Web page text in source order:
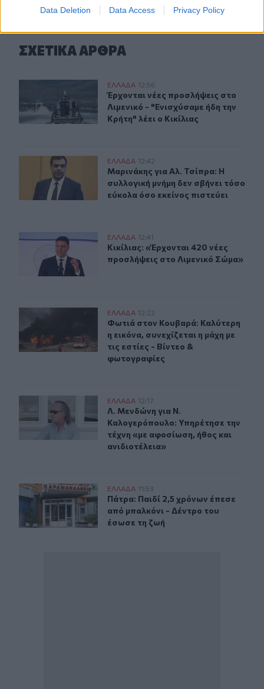
Data Deletion Data Access Privacy Policy
ΣΧΕΤΙΚA AΡΘΡΑ
Κικίλιας: Έρχονται νέες προσλήψεις στο Λιμενικό -
ΕΛΛAΔΑ 12:56
Έρχονται νέες προσλήψεις στο
Έρχονται νέες προσλήψεις στο
Λιμενικό - "Ενισχύσαμε ήδη την
Κρήτη" λέει ο Κικίλιας
Μαρινάκης για Αλ. Τσίπρα: Η συλλογική μνήμη δεν
ΕΛΛAΔΑ 12:42
Μαρινάκης για Αλ. Τσίπρα: Η
Μαρινάκης για Αλ. Τσίπρα: Η
συλλογική μνήμη δεν σβήνει τόσο
εύκολα όσο εκείνος πιστεύει
Κικίλιας: «Έρχονται 420 νέες προσλήψεις στο
ΕΛΛAΔΑ 12:41
Κικίλιας: «Έρχονται 420 νέες
Κικίλιας: «Έρχονται 420 νέες
προσλήψεις στο Λιμενικό Σώμα»
Φωτιά στον Κουβαρά: Καλύτερη η εικόνα, συνεχίζεται
ΕΛΛAΔΑ 12:22
Φωτιά στον Κουβαρά: Καλύτερη η
Φωτιά στον Κουβαρά: Καλύτερη
η εικόνα, συνεχίζεται η μάχη με
τις εστίες - Βίντεο &
φωτογραφίες
Λ. Μενδώνη για Ν. Καλογερόπουλο: Υπηρέτησε την
ΕΛΛAΔΑ 12:17
Λ. Μενδώνη για Ν. Καλογερόπουλο:
Λ. Μενδώνη για Ν.
Καλογερόπουλο: Υπηρέτησε την
τέχνη «με αφοσίωση, ήθος και
ανιδιοτέλεια»
Πάτρα: Παιδί 2,5 χρόνων έπεσε από μπαλκόνι - Δέντρο
ΕΛΛAΔΑ 11:53
Πάτρα: Παιδί 2,5 χρόνων έπεσε
Πάτρα: Παιδί 2,5 χρόνων έπεσε
από μπαλκόνι - Δέντρο του
έσωσε τη ζωή